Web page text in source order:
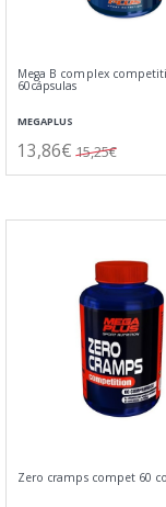
Mega B complex
60cápsulas
MEGAPLUS
13,86€ 15,25€
Zero cramps compet 60